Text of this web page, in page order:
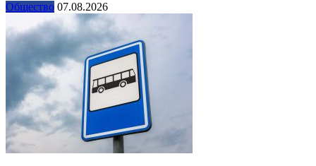
Общество 07.08.2026